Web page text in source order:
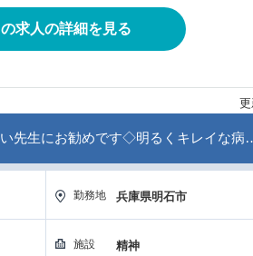
求人の詳細を見る
い先生にお勧めです◇明るくキレイな病
勤務地 兵庫県明石市
施設 精神